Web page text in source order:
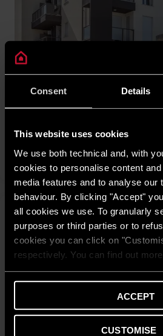
Consent Details
This website uses cookies
We use both technical and, with
cookies to personalise content
media features and to analyse
behaviour. By clicking "Accept"
all cookies we use. To granularly
purposes or third parties or to
cookies you can click on
respectively. You can find out
ACCEPT
CUSTOMISE
SAN GIORGIO DI PIANO, BOLOGNA
Il perfetto compromesso
SCOPRI